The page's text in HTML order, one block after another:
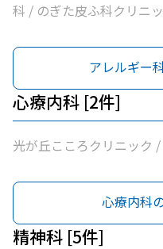
科 / のぎた皮ふ科クリニ
アレルギー
心療内科 [2件]
光が丘こころクリニック
心療内科
精神科 [5件]